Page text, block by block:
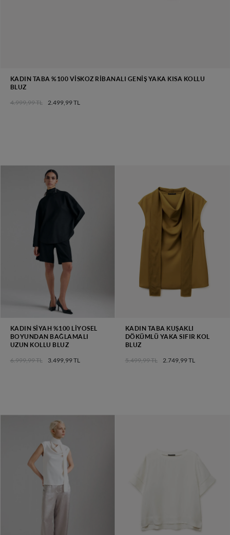
KADIN TABA %100 VISKOZ RIBANALI GENIŞ YAKA KISA KOLLU
BLUZ
4.999,99 TL 2.499,99 TL
KADIN SIYAH %100 LIYOSEL
BOYUNDAN BAĞLAMALI
UZUN KOLLU BLUZ
6.999,99 TL 3.499,99 TL
KADIN TABA KUŞAKLI
DÖKÜMLÜ YAKA SIFIR KOL
BLUZ
5.499,99 TL 2.749,99 TL